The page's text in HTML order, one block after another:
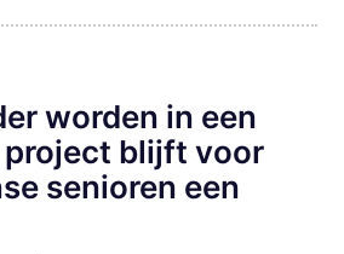
worden in een
blijft voor
senioren een